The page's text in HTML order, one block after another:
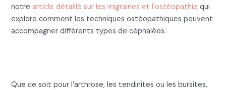
notrearticle détaillé sur les migraines et l’ostéopathie qui
explore comment les techniques ostéopathiques peuvent
accompagner différents types de céphalées.
Que ce soit pour l’arthrose, les tendinites ou les bursites,